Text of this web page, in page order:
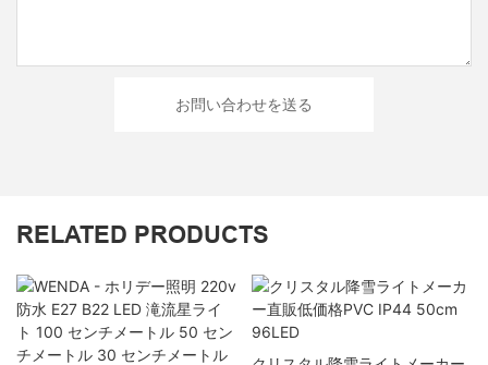
お問い合わせを送る
RELATED PRODUCTS